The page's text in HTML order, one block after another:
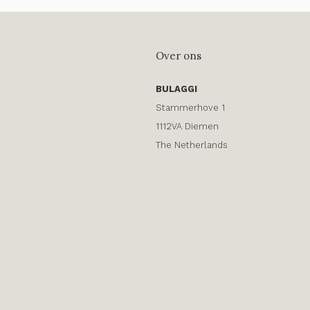
Over ons
BULAGGI
Stammerhove 1
1112VA Diemen
The Netherlands